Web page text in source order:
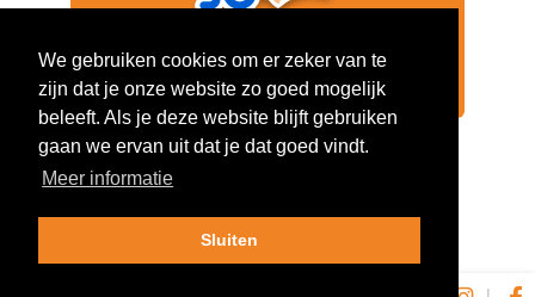
Hoogste Positie
6
Aantal Weken
1
We gebruiken cookies om er zeker van te
zijn dat je onze website zo goed mogelijk
beleeft. Als je deze website blijft gebruiken
gaan we ervan uit dat je dat goed vindt.
Meer informatie
Sluiten